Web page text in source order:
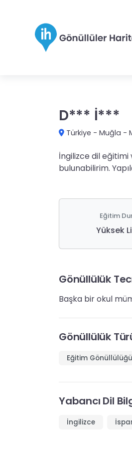
D*** İ***
Türkiye - Muğla -
İngilizce dil
bulunabilirim.
Eğitim
Yüksek
Gönüllülük
Başka bir okul
Gönüllülük
Eğitim Gönüllülüğü
Yabancı Dil
İngilizce